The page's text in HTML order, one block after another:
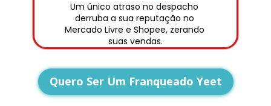
Um único atraso no despacho
derruba a sua reputação no
Mercado Livre e Shopee, zerando
suas vendas.
Quero Ser Um Franqueado Yeet